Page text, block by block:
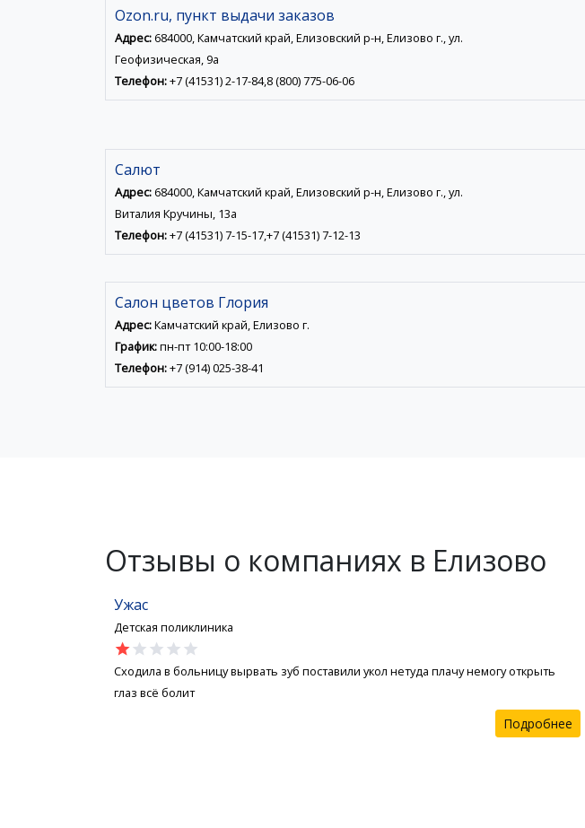
Ozon.ru, пункт выдачи заказов
Адрес: 684000, Камчатский край, Елизовский р-н, Елизово г., ул.
Геофизическая, 9а
Телефон:+7 (41531) 2-17-84,8 (800) 775-06-06
Салют
Адрес: 684000, Камчатский край, Елизовский р-н, Елизово г., ул.
Виталия Кручины, 13а
Телефон:+7 (41531) 7-15-17,+7 (41531) 7-12-13
Салон цветов Глория
Адрес:Камчатский край, Елизово г.
График:пн-пт 10:00-18:00
Телефон:+7 (914) 025-38-41
Отзывы о компаниях в Елизово
Ужас
Детская поликлиника
star
star
star
star
star
Сходила в больницу вырвать зуб поставили укол нетуда плачу немогу открыть
глаз всё болит
Подробнее